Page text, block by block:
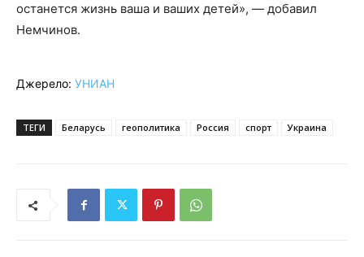
останется жизнь ваша и ваших детей», — добавил
Немчинов.
Джерело: УНИАН
ТЕГИ Беларусь геополитика Россия спорт Украина